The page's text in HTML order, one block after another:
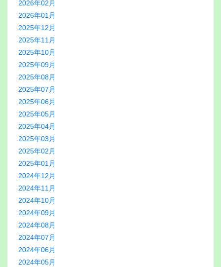
2026年02月
2026年01月
2025年12月
2025年11月
2025年10月
2025年09月
2025年08月
2025年07月
2025年06月
2025年05月
2025年04月
2025年03月
2025年02月
2025年01月
2024年12月
2024年11月
2024年10月
2024年09月
2024年08月
2024年07月
2024年06月
2024年05月